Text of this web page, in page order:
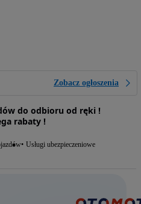
Zobacz ogłoszenia
do odbioru od ręki !
rabaty !
Usługi ubezpieczeniowe